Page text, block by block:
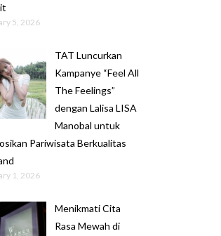
5, 2026
TAT Luncurkan
Kampanye “Feel All
The Feelings”
dengan Lalisa LISA
Manobal untuk
Pariwisata Berkualitas
1, 2026
Menikmati Cita
Rasa Mewah di